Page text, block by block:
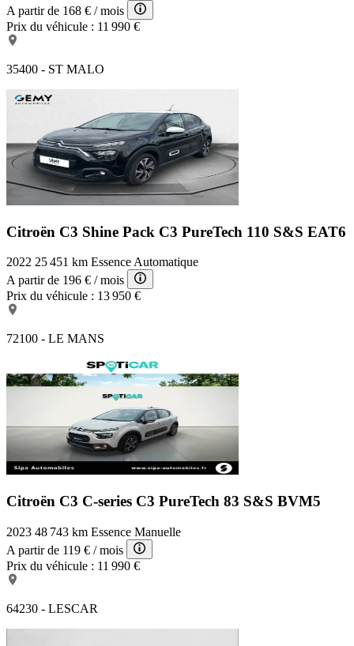
A partir de 168 € / mois
Prix du véhicule : 11 990 €
35400 - ST MALO
Citroën C3 Shine Pack C3 PureTech 110 S&S EAT6
2022 25 451 km Essence Automatique
A partir de 196 € / mois
Prix du véhicule : 13 950 €
72100 - LE MANS
Citroën C3 C-series C3 PureTech 83 S&S BVM5
2023 48 743 km Essence Manuelle
A partir de 119 € / mois
Prix du véhicule : 11 990 €
64230 - LESCAR